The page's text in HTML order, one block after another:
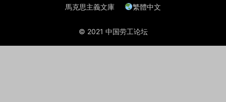
馬克思主義文庫 繁體中文
© 2021 中国劳工论坛